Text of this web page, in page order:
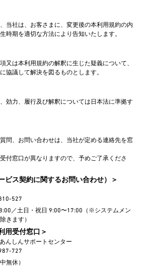
当社は、お客さまに、変更後の本利用規約の内
時期を適切な方法により告知いたします。
又は本利用規約の解釈に生じた疑義について、
協議して解決を図るものとします。
効力、履行及び解釈については日本法に準拠す
問、お問い合わせは、当社が定める連絡先を窓
付窓口が異なりますので、予めご了承くださ
ビス契約に関するお問い合わせ）＞
527
／土日・祝日 9:00〜17:00（※システムメン
きます）
用受付窓口＞
んしんサポートセンター
727
無休）